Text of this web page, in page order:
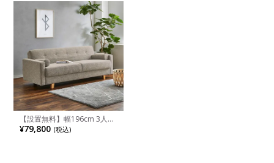
【設置無料】幅196cm 3人掛
け ソファ ローバック バサラ2
布張り 収納付き クッション
¥79,800 (税込)